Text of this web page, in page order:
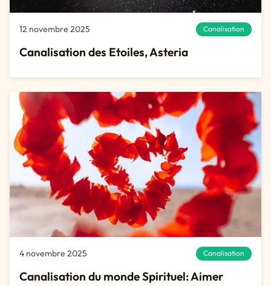
12 novembre 2025 Canalisation
Canalisation des Etoiles, Asteria
4 novembre 2025 Canalisation
Canalisation du monde Spirituel: Aimer